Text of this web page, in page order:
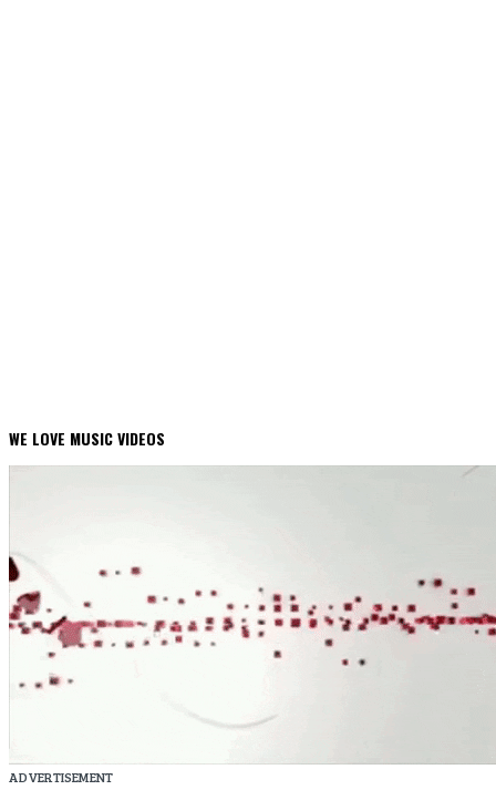
WE LOVE MUSIC VIDEOS
ADVERTISEMENT